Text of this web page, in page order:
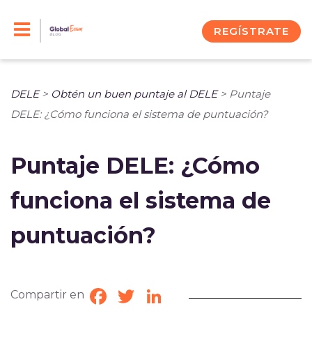
REGÍSTRATE
DELE> Obtén un buen puntaje al DELE> Puntaje
DELE: ¿Cómo funciona el sistema de puntuación?
Puntaje DELE: ¿Cómo
funciona el sistema de
puntuación?
Compartir en Facebook
TwitterLinkedIn